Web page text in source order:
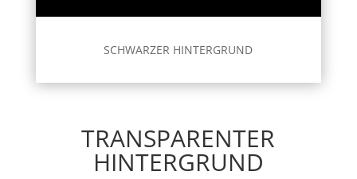
SCHWARZER HINTERGRUND
TRANSPARENTER
HINTERGRUND